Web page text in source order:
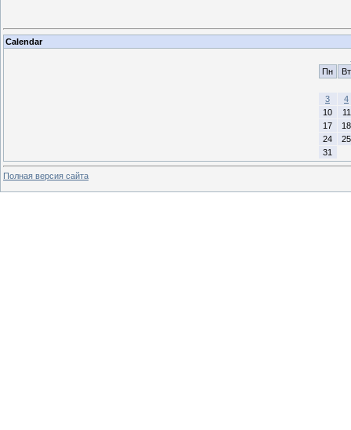
Calendar
Пн
Вт
3
4
10
11
17
18
24
25
31
Полная версия сайта